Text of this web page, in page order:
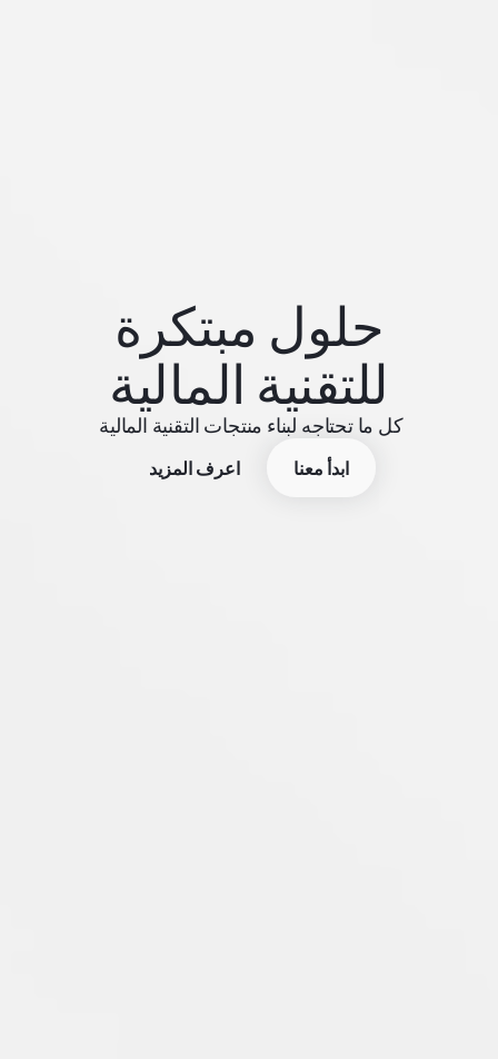
حلول مبتكرة
للتقنية المالية
كل ما تحتاجه لبناء منتجات التقنية المالية
ابدأ معنا اعرف المزيد